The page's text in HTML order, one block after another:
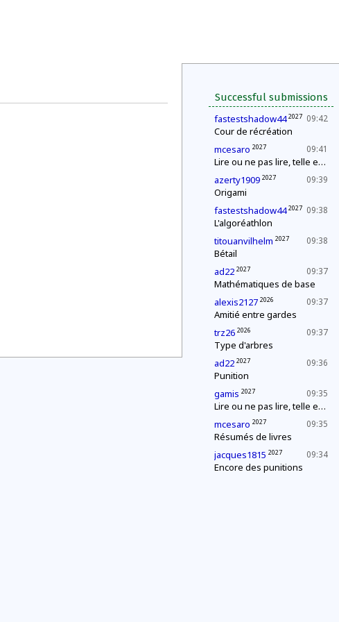
Successful submissions
09:42
fastestshadow44 2027
Cour de récréation
09:41
mcesaro 2027
Lire ou ne pas lire, telle est la question
09:39
azerty1909 2027
Origami
09:38
fastestshadow44 2027
L'algoréathlon
09:38
titouanvilhelm 2027
Bétail
09:37
ad22 2027
Mathématiques de base
09:37
alexis2127 2026
Amitié entre gardes
09:37
trz26 2026
Type d'arbres
09:36
ad22 2027
Punition
09:35
gamis 2027
Lire ou ne pas lire, telle est la question
09:35
mcesaro 2027
Résumés de livres
09:34
jacques1815 2027
Encore des punitions